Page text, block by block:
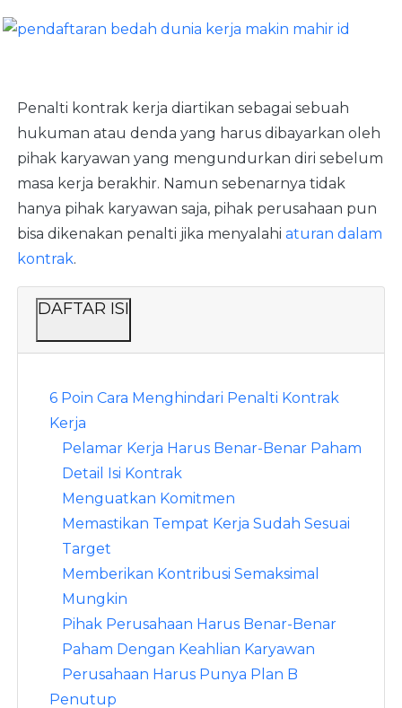
Penalti kontrak kerja diartikan sebagai sebuah
hukuman atau denda yang harus dibayarkan oleh
pihak karyawan yang mengundurkan diri sebelum
masa kerja berakhir. Namun sebenarnya tidak
hanya pihak karyawan saja, pihak perusahaan pun
bisa dikenakan penalti jika menyalahi aturan dalam
kontrak.
DAFTAR ISI
6 Poin Cara Menghindari Penalti Kontrak
Kerja
Pelamar Kerja Harus Benar-Benar Paham
Detail Isi Kontrak
Menguatkan Komitmen
Memastikan Tempat Kerja Sudah Sesuai
Target
Memberikan Kontribusi Semaksimal
Mungkin
Pihak Perusahaan Harus Benar-Benar
Paham Dengan Keahlian Karyawan
Perusahaan Harus Punya Plan B
Penutup